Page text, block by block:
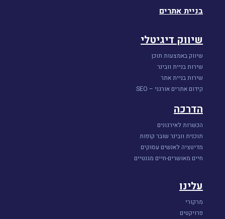
בניית אתרים
שיווק דיגיטלי
שיווק באמצעות תוכן
שירות בניית וובינר
שירות בניית אתר
קידום אתרים אורגני – SEO
הדרכה
הכשרות לאירגונים
תוכנית וובינר שובר קופות
מדיטציה לאנשים עסוקים
חיים מאושרים-חיים מגנטיים
עלינו
מרקורי
פרויקטים